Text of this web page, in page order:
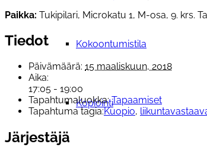
Kokoontumistila
Kopiointi
Paikka: Tukipilari, Microkatu 1, M-osa, 9. krs.
Tiedot
Päivämäärä: 15 maaliskuun, 2018
Aika:
17:05 - 19:00
Tapahtumaluokka: Tapaamiset
Tapahtuma tagia:Kuopio,
Järjestäjä